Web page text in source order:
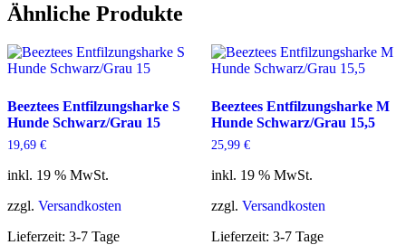
Ähnliche Produkte
Beeztees Entfilzungsharke S
Hunde Schwarz/Grau 15
19,69 €
inkl. 19 % MwSt.
zzgl. Versandkosten
Lieferzeit: 3-7 Tage
Beeztees Entfilzungsharke M
Hunde Schwarz/Grau 15,5
25,99 €
inkl. 19 % MwSt.
zzgl. Versandkosten
Lieferzeit: 3-7 Tage